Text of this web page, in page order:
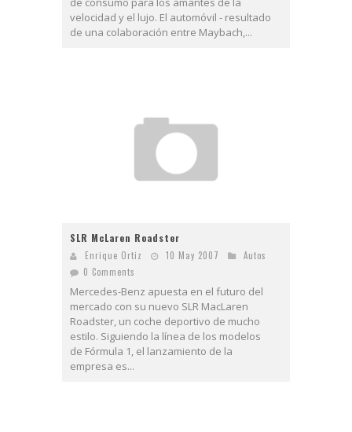
velocidad y el lujo. El automóvil - resultado
de una colaboración entre Maybach,...
SLR McLaren Roadster
Enrique Ortiz 10 May 2007
Autos
0 Comments
Mercedes-Benz apuesta en el futuro del
mercado con su nuevo SLR MacLaren
Roadster, un coche deportivo de mucho
estilo. Siguiendo la línea de los modelos
de Fórmula 1, el lanzamiento de la
empresa es...